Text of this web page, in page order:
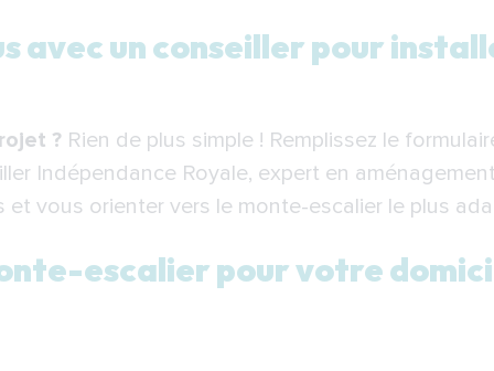
un conseiller pour installer votre monte-escalier à
escalier pour votre domicile à Nevers
escalier à Nevers
: votre partenaire pour l’installation d’un monte-
avec un conseiller pour
? Rien de plus simple ! Remplissez le
Indépendance Royale, expert en
et vous orienter vers le monte-escalier le plus
escalier pour votre